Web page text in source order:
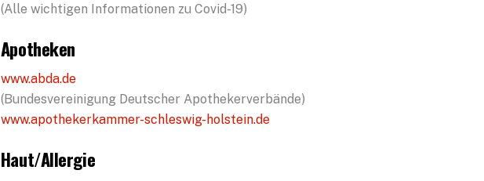
(Alle wichtigen Informationen zu Covid-19)
Apotheken
www.abda.de
(Bundesvereinigung Deutscher Apothekerverbände)
www.apothekerkammer-schleswig-holstein.de
Haut/Allergie